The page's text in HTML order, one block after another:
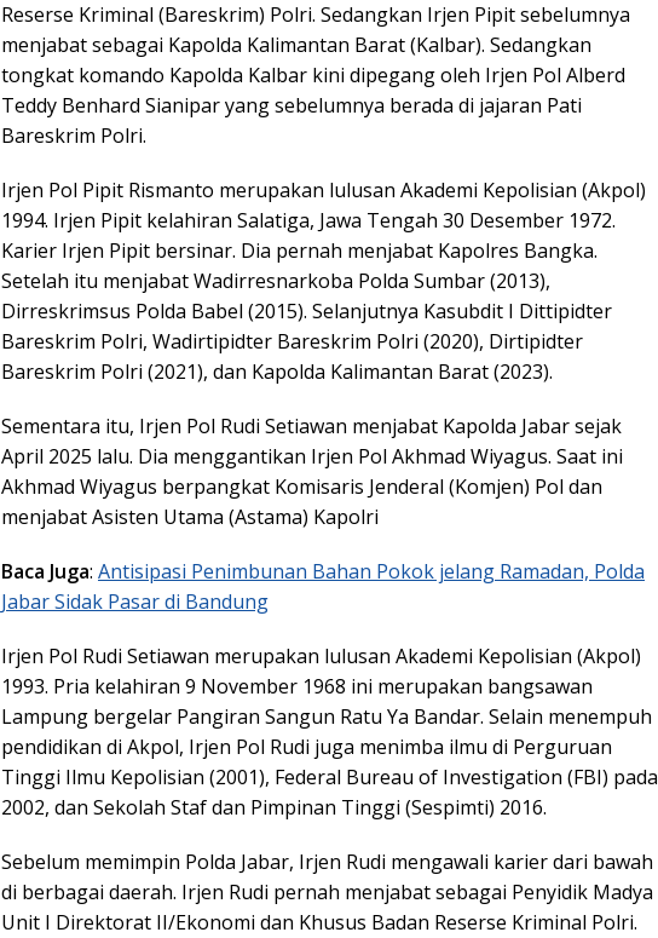
Reserse Kriminal (Bareskrim) Polri. Sedangkan Irjen Pipit sebelumnya
menjabat sebagai Kapolda Kalimantan Barat (Kalbar). Sedangkan
tongkat komando Kapolda Kalbar kini dipegang oleh Irjen Pol Alberd
Teddy Benhard Sianipar yang sebelumnya berada di jajaran Pati
Bareskrim Polri.
Irjen Pol Pipit Rismanto merupakan lulusan Akademi Kepolisian (Akpol)
1994. Irjen Pipit kelahiran Salatiga, Jawa Tengah 30 Desember 1972.
Karier Irjen Pipit bersinar. Dia pernah menjabat Kapolres Bangka.
Setelah itu menjabat Wadirresnarkoba Polda Sumbar (2013),
Dirreskrimsus Polda Babel (2015). Selanjutnya Kasubdit I Dittipidter
Bareskrim Polri, Wadirtipidter Bareskrim Polri (2020), Dirtipidter
Bareskrim Polri (2021), dan Kapolda Kalimantan Barat (2023).
Sementara itu, Irjen Pol Rudi Setiawan menjabat Kapolda Jabar sejak
April 2025 lalu. Dia menggantikan Irjen Pol Akhmad Wiyagus. Saat ini
Akhmad Wiyagus berpangkat Komisaris Jenderal (Komjen) Pol dan
menjabat Asisten Utama (Astama) Kapolri
Baca Juga: Antisipasi Penimbunan Bahan Pokok jelang Ramadan, Polda
Jabar Sidak Pasar di Bandung
Irjen Pol Rudi Setiawan merupakan lulusan Akademi Kepolisian (Akpol)
1993. Pria kelahiran 9 November 1968 ini merupakan bangsawan
Lampung bergelar Pangiran Sangun Ratu Ya Bandar. Selain menempuh
pendidikan di Akpol, Irjen Pol Rudi juga menimba ilmu di Perguruan
Tinggi Ilmu Kepolisian (2001), Federal Bureau of Investigation (FBI) pada
2002, dan Sekolah Staf dan Pimpinan Tinggi (Sespimti) 2016.
Sebelum memimpin Polda Jabar, Irjen Rudi mengawali karier dari bawah
di berbagai daerah. Irjen Rudi pernah menjabat sebagai Penyidik Madya
Unit I Direktorat II/Ekonomi dan Khusus Badan Reserse Kriminal Polri.